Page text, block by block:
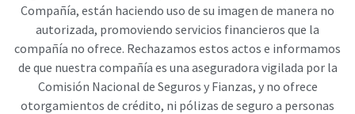
Compañía, están haciendo uso de su imagen de manera no
autorizada, promoviendo servicios financieros que la
compañía no ofrece. Rechazamos estos actos e informamos
de que nuestra compañía es una aseguradora vigilada por la
Comisión Nacional de Seguros y Fianzas, y no ofrece
otorgamientos de crédito, ni pólizas de seguro a personas